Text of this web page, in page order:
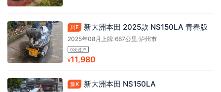
川E 新大洲本田 2025款 NS150LA 青春版
2025年08月上牌/667公里 /泸州市
0次过户
¥11,980
豫K 新大洲本田 NS150LA